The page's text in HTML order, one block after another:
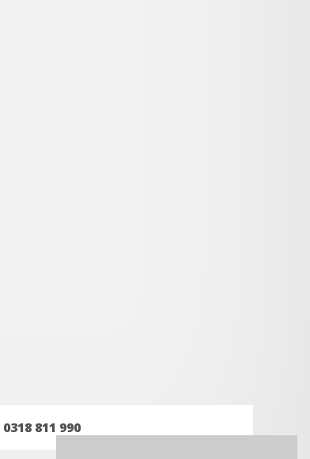
0318 811 990